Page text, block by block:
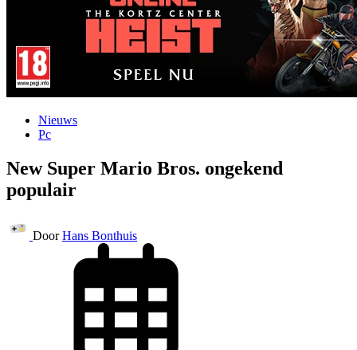
Nieuws
Pc
New Super Mario Bros. ongekend
populair
Door Hans Bonthuis